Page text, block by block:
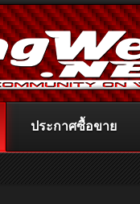
ประกาศซื้อขาย